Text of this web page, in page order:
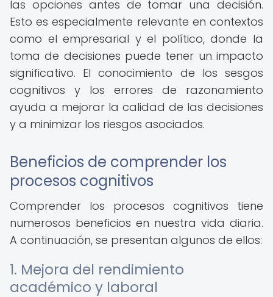
las opciones antes de tomar una decisión.
Esto es especialmente relevante en contextos
como el empresarial y el político, donde la
toma de decisiones puede tener un impacto
significativo. El conocimiento de los sesgos
cognitivos y los errores de razonamiento
ayuda a mejorar la calidad de las decisiones
y a minimizar los riesgos asociados.
Beneficios de comprender los
procesos cognitivos
Comprender los procesos cognitivos tiene
numerosos beneficios en nuestra vida diaria.
A continuación, se presentan algunos de ellos:
1. Mejora del rendimiento
académico y laboral